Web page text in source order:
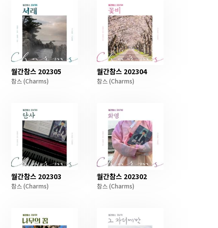
월간참스 202305
참스 (Charms)
월간참스 202304
참스 (Charms)
월간참스 202303
참스 (Charms)
월간참스 202302
참스 (Charms)